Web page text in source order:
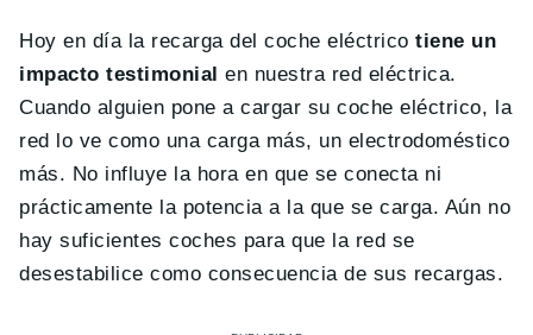
Hoy en día la recarga del coche eléctricotiene un
impacto testimonial en nuestra red eléctrica.
Cuando alguien pone a cargar su coche eléctrico, la
red lo ve como una carga más, un electrodoméstico
más. No influye la hora en que se conecta ni
prácticamente la potencia a la que se carga. Aún no
hay suficientes coches para que la red se
desestabilice como consecuencia de sus recargas.